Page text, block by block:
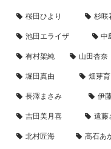
桜田ひより
杉咲
池田エライザ
中
有村架純
山田杏奈
堀田真由
畑芽育
長澤まさみ
伊
吉田美月喜
遠藤
北村匠海
髙石あ